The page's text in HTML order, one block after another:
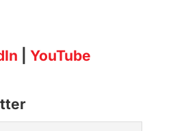
YouTube